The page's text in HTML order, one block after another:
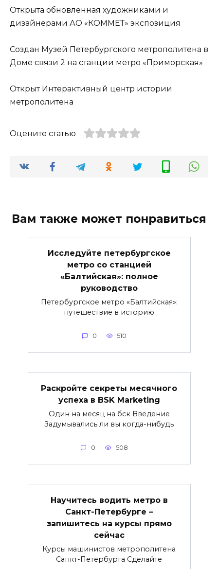
Открыта обновленная художниками и
дизайнерами АО «КОММЕТ» экспозиция
Создан Музей Петербургского метрополитена в
Доме связи 2 на станции метро «Приморская»
Открыт Интерактивный центр истории
метрополитена
Оцените статью
Вам также может понравиться
Исследуйте петербургское
метро со станцией
«Балтийская»: полное
руководство
Петербургское метро «Балтийская»:
путешествие в историю
0 510
Раскройте секреты месячного
успеха в BSK Marketing
Один на месяц на бск Введение
Задумывались ли вы когда-нибудь
0 508
Научитесь водить метро в
Санкт-Петербурге –
запишитесь на курсы прямо
сейчас
Курсы машинистов метрополитена
Санкт-Петербурга Сделайте